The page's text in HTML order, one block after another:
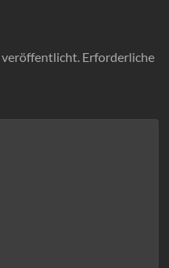
Erforderliche